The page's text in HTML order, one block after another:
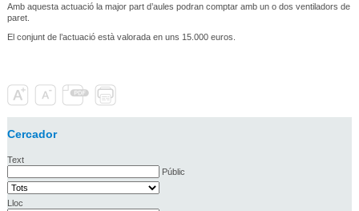
Amb aquesta actuació la major part d’aules podran comptar amb un o dos ventiladors de
paret.
El conjunt de l’actuació està valorada en uns 15.000 euros.
Cercador
Text
Públic
Lloc